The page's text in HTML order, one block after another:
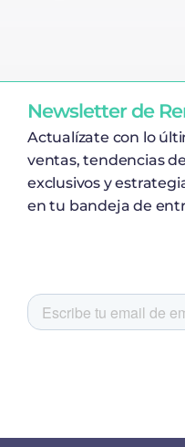
Newsletter de
Actualízate con lo
ventas, tendencias
exclusivos y
en tu bandeja de